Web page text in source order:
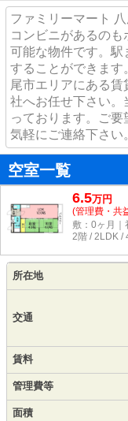
ファミリーマート
コンビニがあるの
可能な物件です。駅
することができます
尾市エリアにある
社へお任せ下さい。
っております。ご
気軽にご連絡下さい
空室一覧
6.5万円
(管理費・共
敷：0ヶ月｜
2階 / 2LDK /
所在地
交通
賃料
管理費等
面積